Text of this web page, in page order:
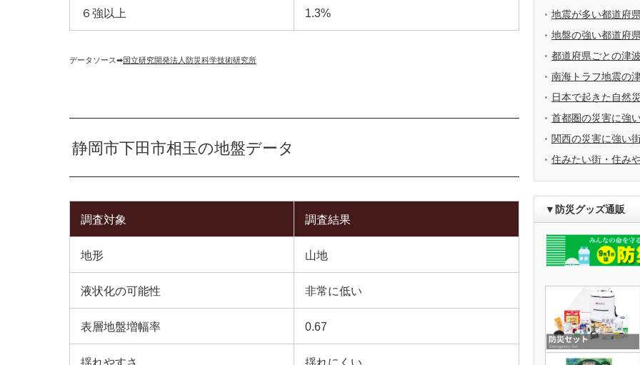
６強以上 1.3%
データソース➡︎国立研究開発法人防災科学技術研究所
静岡市下田市相玉の地盤データ
調査対象 調査結果
地形 山地
液状化の可能性 非常に低い
表層地盤増幅率 0.67
地震が多い都道府
地盤の強い都道府
都道府県ごとの津
南海トラフ地震の
日本で起きた自然
首都圏の災害に強
関西の災害に強い
住みたい街・住み
▼防災グッズ通販